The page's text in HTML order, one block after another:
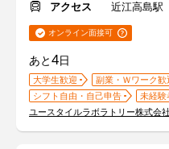
アクセス
近江高島駅
オンライン面接可
あと4日
大学生歓迎 副業・Ｗワーク歓
シフト自由・自己申告
未経験
ユースタイルラボラトリー株式会